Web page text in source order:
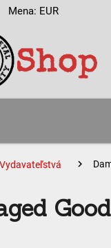
Mena: EUR
Vydavateľstvá